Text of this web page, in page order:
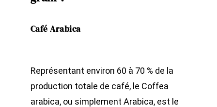
Café Arabica
Représentant environ 60 à 70 % de la
production totale de café, le Coffea
arabica, ou simplement Arabica, est le